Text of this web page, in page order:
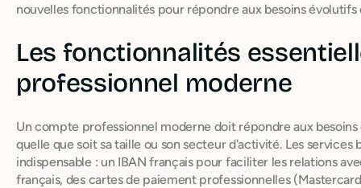
nouvelles fonctionnalités pour répondre aux besoins
Les fonctionnalités
professionnel moderne
Un compte professionnel moderne doit répondre aux
quelle que soit sa taille ou son secteur d'activité. Les services
indispensable : un IBAN français pour faciliter les relations
français, des cartes de paiement professionnelles